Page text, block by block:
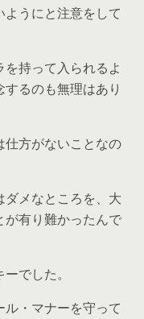
うにと注意をして
持って入られるよ
るのも無理はあり
仕方がないことなの
ダメなところを、大
が有り難かったんで
でした。
・マナーを守って